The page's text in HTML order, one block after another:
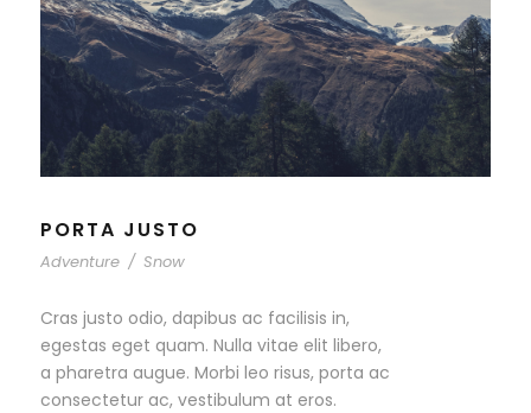
PORTA JUSTO
Adventure / Snow
Cras justo odio, dapibus ac facilisis in,
egestas eget quam. Nulla vitae elit libero,
a pharetra augue. Morbi leo risus, porta ac
consectetur ac, vestibulum at eros.